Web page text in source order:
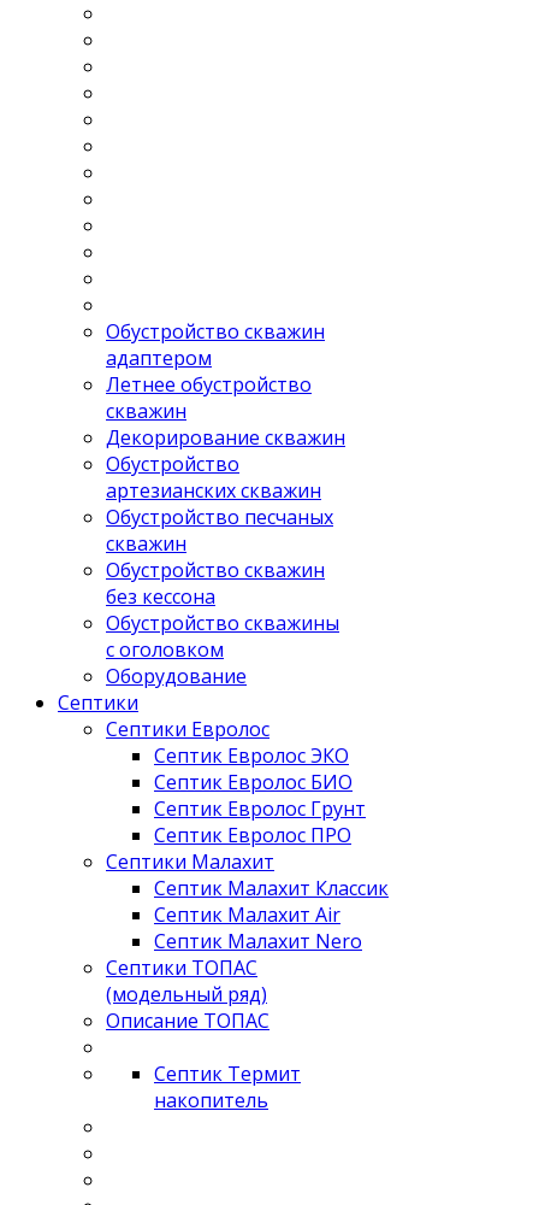
Обустройство скважин
адаптером
Летнее обустройство
скважин
Декорирование скважин
Обустройство
артезианских скважин
Обустройство песчаных
скважин
Обустройство скважин
без кессона
Обустройство скважины
с оголовком
Оборудование
Септики
Септики Евролос
Септик Евролос ЭКО
Септик Евролос БИО
Септик Евролос Грунт
Септик Евролос ПРО
Септики Малахит
Септик Малахит Классик
Септик Малахит Air
Септик Малахит Nero
Септики ТОПАС
(модельный ряд)
Описание ТОПАС
Септик Термит
накопитель